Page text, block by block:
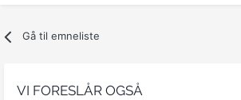
Gå til emneliste
VI FORESLÅR OGSÅ